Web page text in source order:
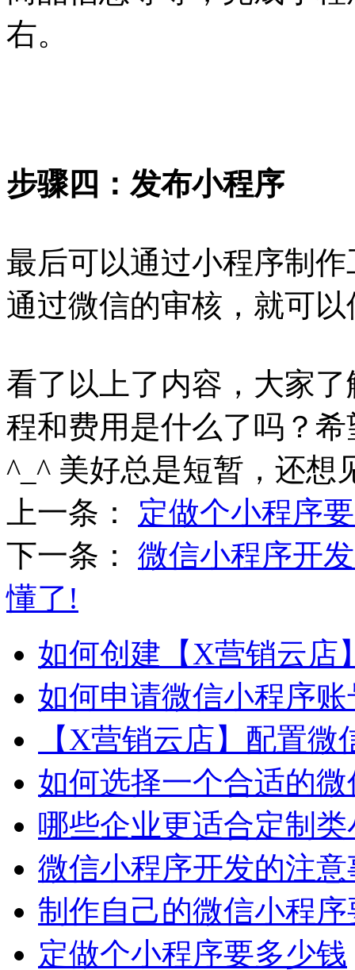
右。
步骤四：发布小程序
最后可以通过小程序制
通过微信的审核，就可
看了以上了内容，大家
程和费用是什么了吗？
^_^ 美好总是短暂，还想
上一条： 定做个小程序
下一条： 微信小程序开
懂了!
如何创建【X营销云店
如何申请微信小程序
【X营销云店】配置微
如何选择一个合适的
哪些企业更适合定制
微信小程序开发的注
制作自己的微信小程
定做个小程序要多少钱